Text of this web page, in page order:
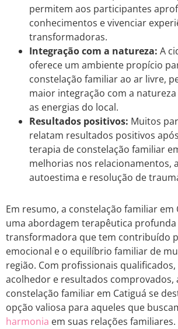
permitem aos participantes
conhecimentos e vivenciar
transformadoras.
Integração com a natureza: A
oferece um ambiente propício
constelação familiar ao ar livre,
maior integração com a
as energias do local.
Resultados positivos: Muitos
relatam resultados positivos
terapia de constelação familiar
melhorias nos relacionamentos,
autoestima e resolução de
Em resumo, a constelação familiar em
uma abordagem terapêutica profunda
transformadora que tem contribuído
emocional e o equilíbrio familiar de
região. Com profissionais
acolhedor e resultados comprovados,
constelação familiar em Catiguá se
opção valiosa para aqueles que
harmonia em suas relações familiares.